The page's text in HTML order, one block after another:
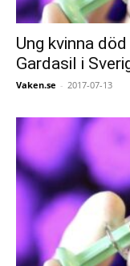
Ung kvinna
Gardasil i
Vaken.se - 2017-07-13